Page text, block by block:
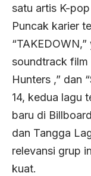
satu artis K-
Puncak karier
soundtrack film
Hunters ,” dan
14, kedua lagu
baru di
dan Tangga
relevansi grup
kuat.